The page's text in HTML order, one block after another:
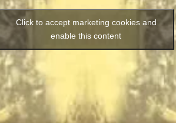
Click to accept marketing cookies and
enable this content